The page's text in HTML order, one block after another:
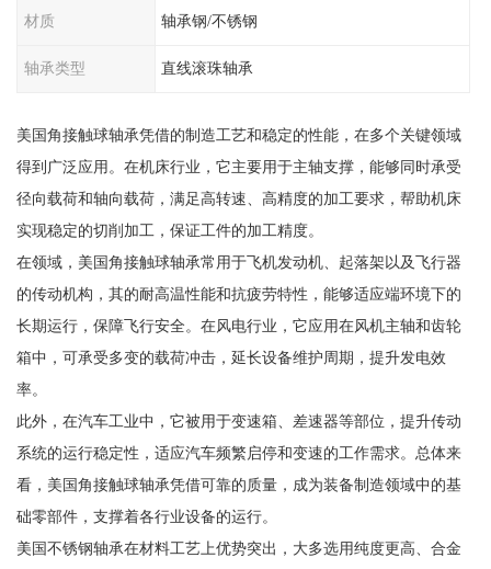
材质 轴承钢/不锈钢
轴承类型 直线滚珠轴承
美国角接触球轴承凭借的制造工艺和稳定的性能，在多个关键领域
得到广泛应用。在机床行业，它主要用于主轴支撑，能够同时承受
径向载荷和轴向载荷，满足高转速、高精度的加工要求，帮助机床
实现稳定的切削加工，保证工件的加工精度。
在领域，美国角接触球轴承常用于飞机发动机、起落架以及飞行器
的传动机构，其的耐高温性能和抗疲劳特性，能够适应端环境下的
长期运行，保障飞行安全。在风电行业，它应用在风机主轴和齿轮
箱中，可承受多变的载荷冲击，延长设备维护周期，提升发电效
率。
此外，在汽车工业中，它被用于变速箱、差速器等部位，提升传动
系统的运行稳定性，适应汽车频繁启停和变速的工作需求。总体来
看，美国角接触球轴承凭借可靠的质量，成为装备制造领域中的基
础零部件，支撑着各行业设备的运行。
美国不锈钢轴承在材料工艺上优势突出，大多选用纯度更高、合金